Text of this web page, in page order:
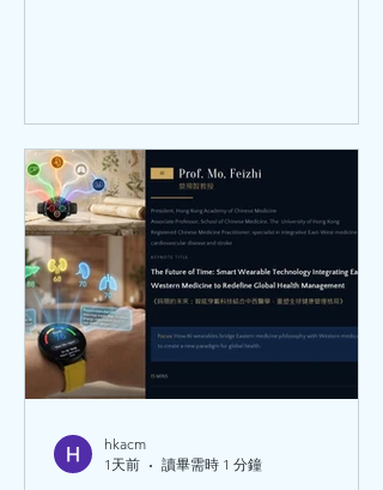
hkacm
1天前
讀畢需時 1 分鐘